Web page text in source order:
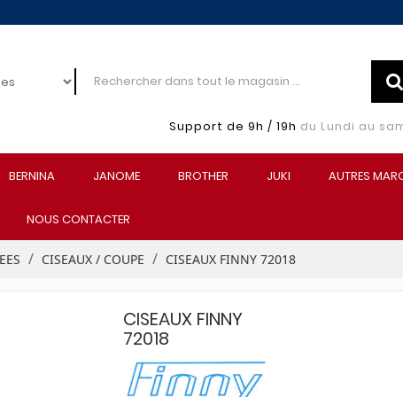
Support de 9h / 19h du Lundi au
BERNINA JANOME BROTHER JUKI AUTRES
NOUS CONTACTER
CISEAUX / COUPE CISEAUX FINNY 72018
CISEAUX FINNY
72018